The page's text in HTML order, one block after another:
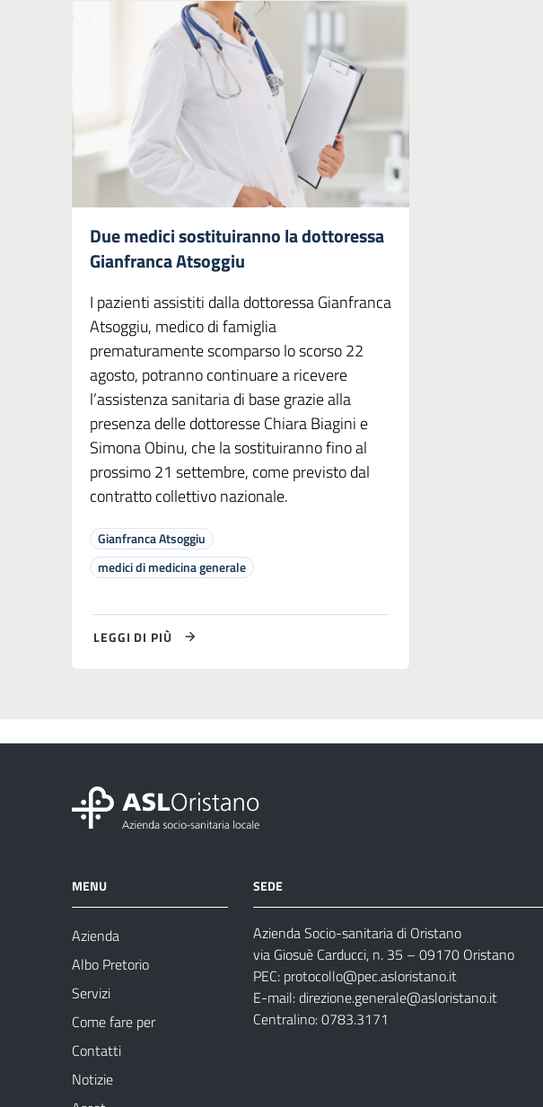
Due medici sostituiranno la dottoressa
Gianfranca Atsoggiu
I pazienti assistiti dalla dottoressa Gianfranca
Atsoggiu, medico di famiglia
prematuramente scomparso lo scorso 22
agosto, potranno continuare a ricevere
l’assistenza sanitaria di base grazie alla
presenza delle dottoresse Chiara Biagini e
Simona Obinu, che la sostituiranno fino al
prossimo 21 settembre, come previsto dal
contratto collettivo nazionale.
Gianfranca Atsoggiu
medici di medicina generale
LEGGI DI PIÙ
MENU
Azienda
Albo Pretorio
Servizi
Come fare per
Contatti
Notizie
SEDE
Azienda Socio-sanitaria di Oristano
via Giosuè Carducci, n. 35 – 09170 Oristano
PEC: protocollo@pec.asloristano.it
E-mail:direzione.generale@asloristano.it
Centralino: 0783.3171